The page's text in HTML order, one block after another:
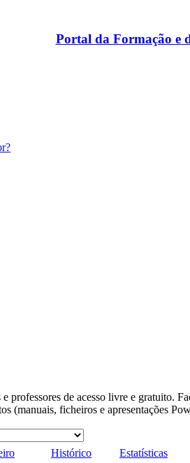
Portal da Formação e
professores de acesso livre e gratuito.
(manuais, ficheiros e apresentações
Histórico Estatísticas